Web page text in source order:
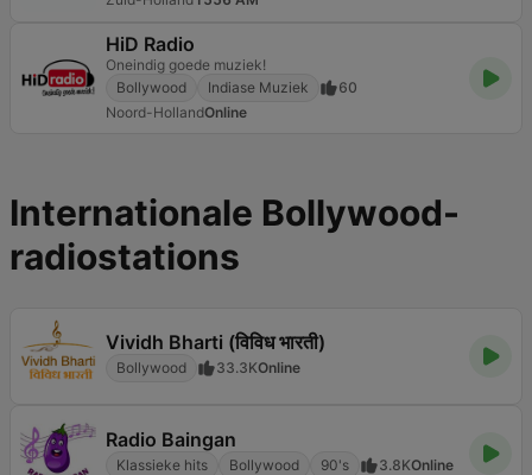
HiD Radio
Oneindig goede muziek!
Bollywood
Indiase Muziek
60
Noord-HollandOnline
Internationale Bollywood-
radiostations
Vividh Bharti (विविध भारती)
Bollywood 33.3KOnline
Radio Baingan
Klassieke hits Bollywood 90's 3.8KOnline